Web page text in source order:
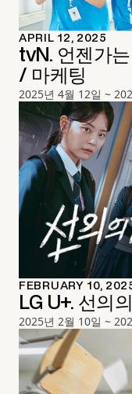
APRIL 12, 2025
tvN. 언젠가
/ 마케팅
2025년 4월 12일 ~
FEBRUARY 10,
LG U+. 선의
2025년 2월 10일 ~